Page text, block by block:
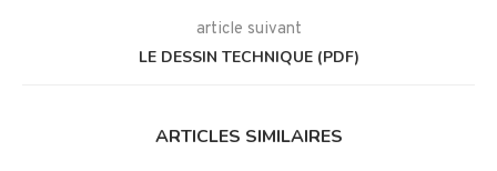
article suivant
LE DESSIN TECHNIQUE (PDF)
ARTICLES SIMILAIRES